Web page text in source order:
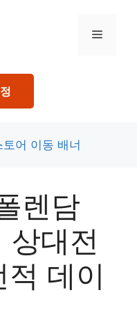
Menu
렌담
대전
데이